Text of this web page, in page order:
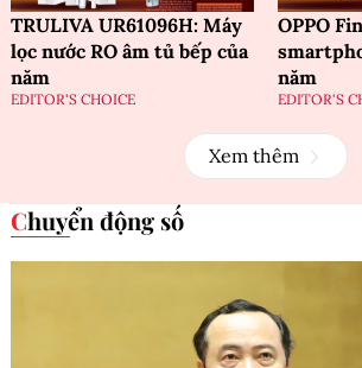
TRULIVA UR61096H: Máy
lọc nước RO âm tủ bếp của
năm
EDITOR'S CHOICE
OPPO
năm
EDITOR'S
Xem thêm
Chuyển động số